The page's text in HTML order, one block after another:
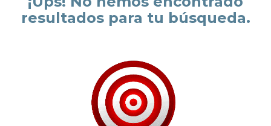
Nuevo catálogo Aire Libre
Paga en 3 plazos sin intereses
resultados para tu búsqueda.